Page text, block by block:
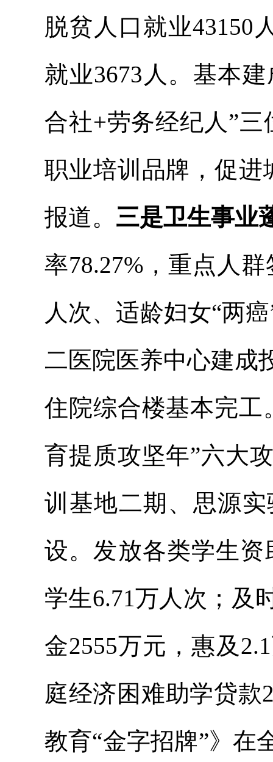
脱贫人口就业43150
就业3673人。基本
合社+劳务经纪人”
职业培训品牌，促进
报道。 三是卫生事业
率78.27%，重点人
人次、适龄妇女“两
二医院医养中心建成
住院综合楼基本完工
育提质攻坚年”六大
训基地二期、思源
设。发放各类学生资
学生6.71万人次；及
金2555万元，惠及
庭经济困难助学贷款
教育“金字招牌”》在